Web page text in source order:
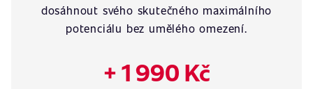
dosáhnout svého skutečného maximálního
potenciálu bez umělého omezení.
+ 1 990 Kč